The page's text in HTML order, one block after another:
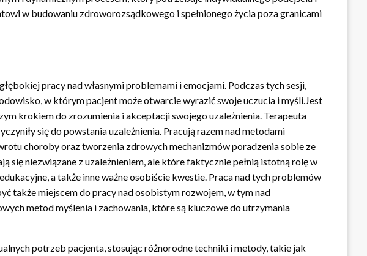
w budowaniu zdroworozsądkowego i spełnionego życia poza granicami
pracy nad własnymi problemami i emocjami. Podczas tych sesji,
w którym pacjent może otwarcie wyrazić swoje uczucia i myśli.Jest
krokiem do zrozumienia i akceptacji swojego uzależnienia. Terapeuta
się do powstania uzależnienia. Pracują razem nad metodami
choroby oraz tworzenia zdrowych mechanizmów poradzenia sobie ze
niezwiązane z uzależnieniem, ale które faktycznie pełnią istotną rolę w
a także inne ważne osobiście kwestie. Praca nad tych problemów
także miejscem do pracy nad osobistym rozwojem, w tym nad
metod myślenia i zachowania, które są kluczowe do utrzymania
potrzeb pacjenta, stosując różnorodne techniki i metody, takie jak